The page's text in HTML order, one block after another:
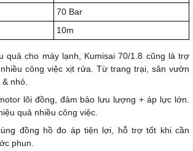
70 Bar
10m
quả cho máy lạnh, Kumisai 70/1.8 cũng là trợ
công việc xịt rửa. Từ trang trại, sân vườn
nhỏ.
lõi đồng, đảm bảo lưu lượng + áp lực lớn.
quả nhiều công việc.
đồng hồ đo áp tiện lợi, hỗ trợ tốt khi cần
phun.